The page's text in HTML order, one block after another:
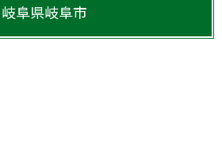
岐阜県岐阜市